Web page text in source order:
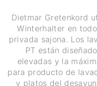
Dietmar Gretenkord
Winterhalter en
privada sajona. Los
PT están
elevadas y la
para producto de
y platos del